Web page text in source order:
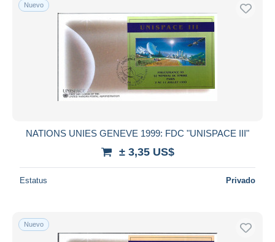
Nuevo
NATIONS UNIES GENEVE 1999: FDC "UNISPACE III"
± 3,35 US$
Estatus Privado
Nuevo